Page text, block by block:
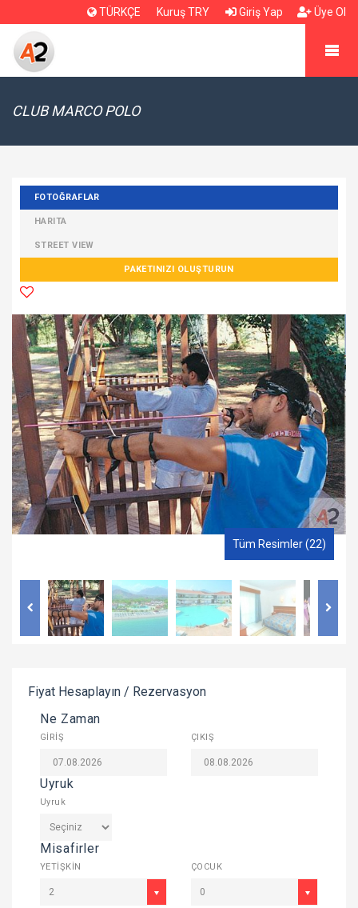
TÜRKÇE Kuruş TRY Giriş Yap Üye Ol
CLUB MARCO POLO
FOTOĞRAFLAR
HARITA
STREET VIEW
PAKETINIZI OLUŞTURUN
Tüm Resimler (22)
Fiyat Hesaplayın / Rezervasyon
Ne Zaman
GİRİŞ ÇIKIŞ
Uyruk
Uyruk
Misafirler
YETİŞKİN
2
ÇOCUK
0